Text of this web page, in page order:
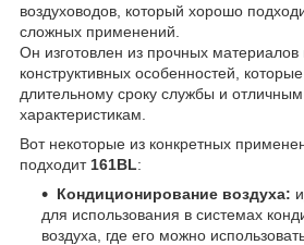
воздуховодов, который хорошо
сложных применений.
Он изготовлен из прочных
конструктивных особенностей,
длительному сроку службы и
характеристикам.
Вот некоторые из конкретных
подходит 161BL:
Кондиционирование воздуха:
для использования в системах
воздуха, где его можно